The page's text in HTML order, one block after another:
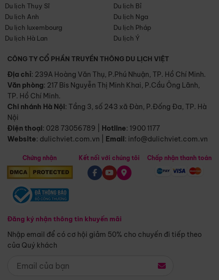
Du lịch Thụy Sĩ
Du lịch Bỉ
Du lịch Anh
Du lịch Nga
Du lịch luxembourg
Du lịch Pháp
Du lịch Hà Lan
Du lịch Ý
CÔNG TY CỔ PHẦN TRUYỀN THÔNG DU LỊCH VIỆT
Địa chỉ: 239A Hoàng Văn Thụ, P.Phú Nhuận, TP. Hồ Chí Minh.
Văn phòng: 217 Bis Nguyễn Thị Minh Khai, P.Cầu Ông Lãnh,
TP. Hồ Chí Minh.
Chi nhánh Hà Nội: Tầng 3, số 243 xã Đàn, P.Đống Đa, TP. Hà
Nội
Điện thoại: 028 73056789 Hotline: 1900 1177
Website: dulichviet.com.vn Email: info@dulichviet.com.vn
Chứng nhận
Đăng ký nhận thông tin khuyến mãi
Nhập email để có cơ hội giảm 50% cho chuyến đi tiếp theo
của Quý khách
Kết nối với chúng tôi Chấp nhận thanh toán